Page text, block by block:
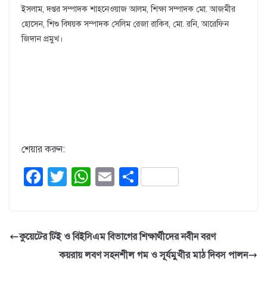
ইসলাম, দপ্তর সম্পাদক শাহনেওয়াজ আলম, শিক্ষা সম্পাদক মো. আজমীর
হোসেন, শিশু বিষয়ক সম্পাদক সেলিম রেজা রাকিব, মো. রনি, আরেফিন
জিদান প্রমুখ।
শেয়ার করুন:
F
e
T
er
W
s
A
E S
e
কুয়েটের টিই ও বিইসিএম বিভাগের শিক্ষার্থীদের নবীন বরণ
কয়রায় লবণ সহনশীল গম ও সূর্যমুখীর মাঠ দিবস পালন